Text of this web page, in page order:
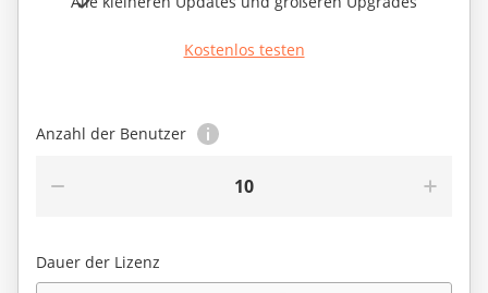
Kostenlos testen
Anzahl der Benutzer
10
Dauer der Lizenz